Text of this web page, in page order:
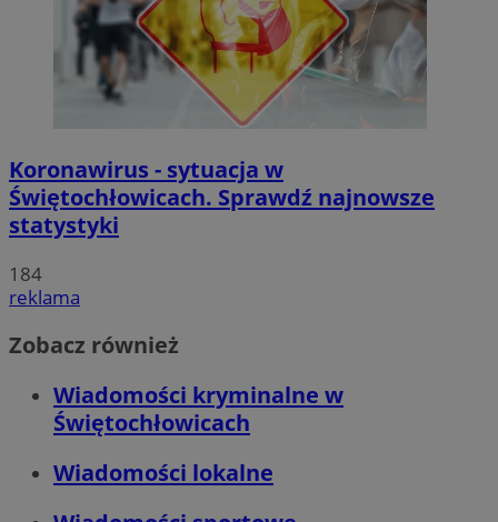
Koronawirus - sytuacja w
Świętochłowicach. Sprawdź najnowsze
statystyki
184
reklama
Zobacz również
Wiadomości kryminalne w
Świętochłowicach
Wiadomości lokalne